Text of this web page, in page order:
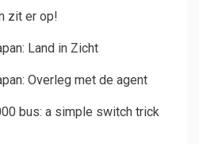
zit er op!
Land in Zicht
Overleg met de agent
bus: a simple switch trick